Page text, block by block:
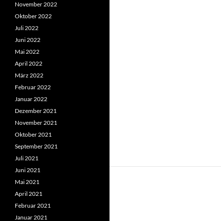
November 2022
Oktober 2022
Juli 2022
Juni 2022
Mai 2022
April 2022
März 2022
Februar 2022
Januar 2022
Dezember 2021
November 2021
Oktober 2021
September 2021
Juli 2021
Juni 2021
Mai 2021
April 2021
Februar 2021
Januar 2021